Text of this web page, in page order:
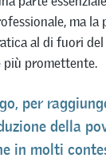
ma la
al di fuori
più promettente.
per
della
in molti